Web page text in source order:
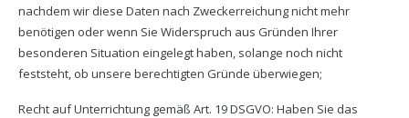
nachdem wir diese Daten nach Zweckerreichung nicht mehr
benötigen oder wenn Sie Widerspruch aus Gründen Ihrer
besonderen Situation eingelegt haben, solange noch nicht
feststeht, ob unsere berechtigten Gründe überwiegen;
Recht auf Unterrichtung gemäß Art. 19 DSGVO: Haben Sie das